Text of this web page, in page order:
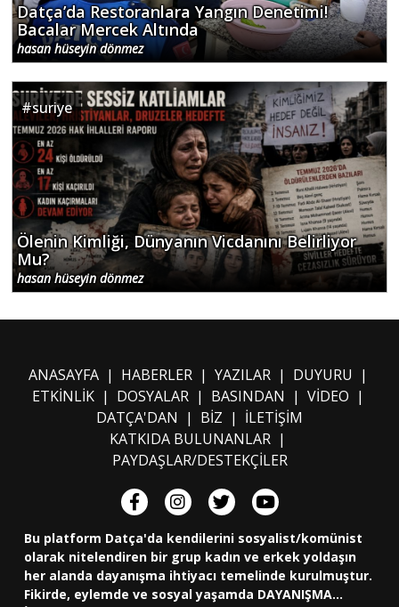
Datça’da Restoranlara Yangın Denetimi!
Bacalar Mercek Altında
hasan hüseyin dönmez
#suriye
Ölenin Kimliği, Dünyanın Vicdanını Belirliyor
Mu?
hasan hüseyin dönmez
ANASAYFA| HABERLER| YAZILAR| DUYURU |
ETKİNLİK| DOSYALAR| BASINDAN | VİDEO |
DATÇA'DAN | BİZ | İLETİŞİM
KATKIDA BULUNANLAR |
PAYDAŞLAR/DESTEKÇİLER
Bu platform Datça'da kendilerini sosyalist/komünist
olarak nitelendiren bir grup kadın ve erkek yoldaşın
her alanda dayanışma ihtiyacı temelinde kurulmuştur.
Fikirde, eylemde ve sosyal yaşamda DAYANIŞMA...